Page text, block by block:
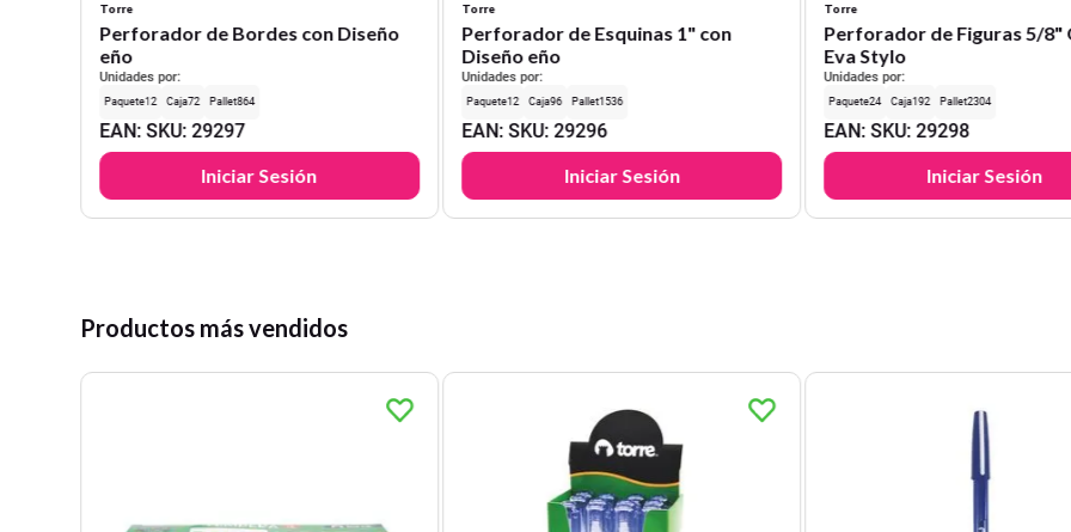
Torre
Perforador de Bordes con Diseño
eño
Unidades por:
12 72 864
EAN: SKU:29297
Iniciar Sesión
Torre
Perforador de Esquinas 1" con
Diseño eño
Unidades por:
12 96 1536
EAN: SKU:29296
Iniciar Sesión
Torre
Perforador de Figuras 5/8"
Eva Stylo
Unidades por:
24 192 2304
EAN: SKU:29298
Iniciar Sesión
Productos más vendidos